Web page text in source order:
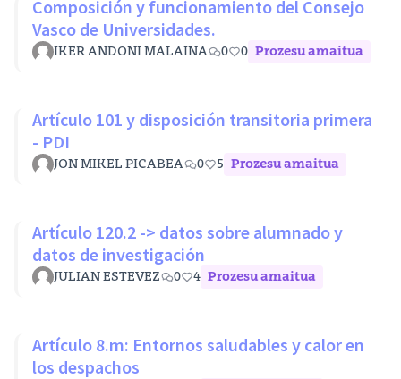
Composición y funcionamiento del Consejo
Vasco de Universidades.
IKER ANDONI MALAINA 0 0 Prozesu amaitua
Artículo 101 y disposición transitoria primera
- PDI
JON MIKEL PICABEA 0 5 Prozesu amaitua
Artículo 120.2 -> datos sobre alumnado y
datos de investigación
JULIAN ESTEVEZ 0 4 Prozesu amaitua
Artículo 8.m: Entornos saludables y calor en
los despachos